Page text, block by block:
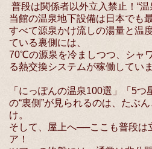
普段は関係者以外立入禁止！“
当館の温泉地下設備は日本でも
すべて源泉かけ流しの湯量と温
ている裏側には、
70℃の源泉を冷ましつつ、シャ
る熱交換システムが稼働していま
「にっぽんの温泉100選」「5
の“裏側”が見られるのは、たぶ
け。
そして、屋上へ──ここも普段は
ア！